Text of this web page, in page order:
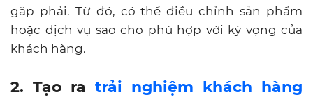
gặp phải. Từ đó, có thể điều chỉnh sản phẩm
hoặc dịch vụ sao cho phù hợp với kỳ vọng của
khách hàng.
2. Tạo ra trải nghiệm khách hàng